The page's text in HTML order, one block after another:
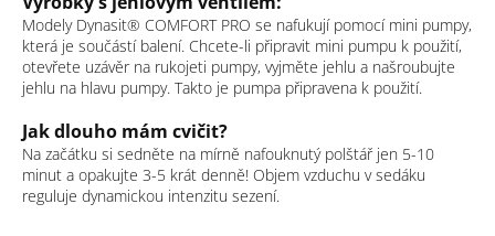
Modely Dynasit® COMFORT PRO se nafukují pomocí mini pumpy,
která je součástí balení. Chcete-li připravit mini pumpu k použití,
otevřete uzávěr na rukojeti pumpy, vyjměte jehlu a našroubujte
jehlu na hlavu pumpy. Takto je pumpa připravena k použití.
Jak dlouho mám cvičit?
Na začátku si sedněte na mírně nafouknutý polštář jen 5-10
minut a opakujte 3-5 krát denně! Objem vzduchu v sedáku
reguluje dynamickou intenzitu sezení.